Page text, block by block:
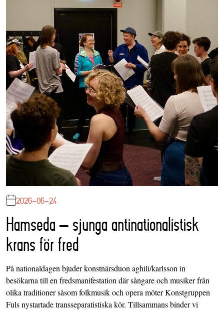
2026-06-24
Hamseda – sjunga antinationalistisk
krans för fred
På nationaldagen bjuder konstnärsduon aghili/karlsson in
besökarna till en fredsmanifestation där sångare och musiker från
olika traditioner såsom folkmusik och opera möter Konstgruppen
Fuls nystartade transseparatistiska kör. Tillsammans binder vi